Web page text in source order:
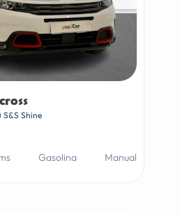
S&S Shine
Gasolina Manual